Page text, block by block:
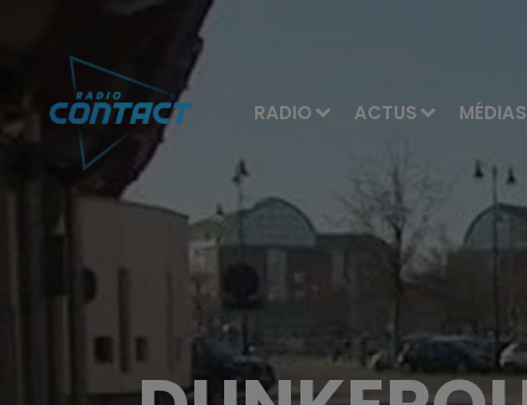
RADIO ACTUS MÉDIAS